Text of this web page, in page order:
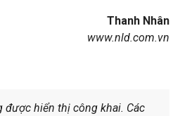
Thanh Nhân
www.nld.com.vn
được hiển thị công khai. Các